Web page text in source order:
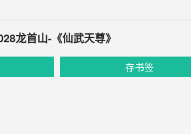
龙首山-《仙武天尊》
存书签